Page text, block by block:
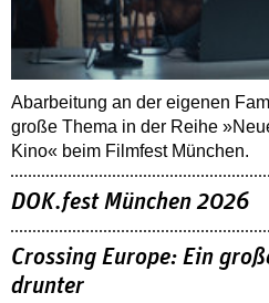
Abarbeitung an der eigenen
große Thema in der Reihe
Kino« beim Filmfest München.
DOK.fest München 2026
Crossing Europe: Ein
drunter